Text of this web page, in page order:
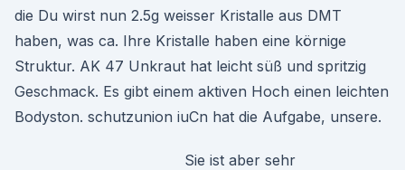
die Du wirst nun 2.5g weisser Kristalle aus DMT
haben, was ca. Ihre Kristalle haben eine körnige
Struktur. AK 47 Unkraut hat leicht süß und spritzig
Geschmack. Es gibt einem aktiven Hoch einen leichten
Bodyston. schutzunion iuCn hat die Aufgabe, unsere.
Sie ist aber sehr